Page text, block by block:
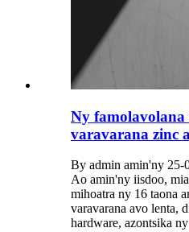
Ny
varavarana zinc
By admin amin'ny 25-
Ao amin'ny iisdoo,
mihoatra ny 16 taona
varavarana avo lenta,
hardware, azontsika